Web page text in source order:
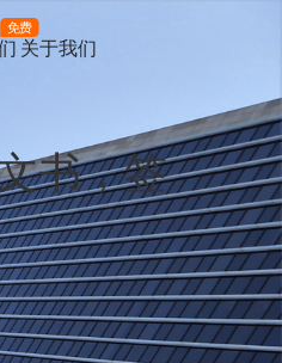
免费
关于我们
书，签